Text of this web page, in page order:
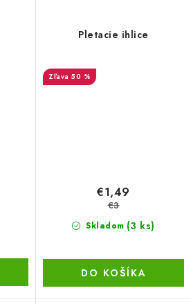
Pletacie ihlice
50 %
Skladom (3 ks)
€1,49
€3
DO KOŠÍKA